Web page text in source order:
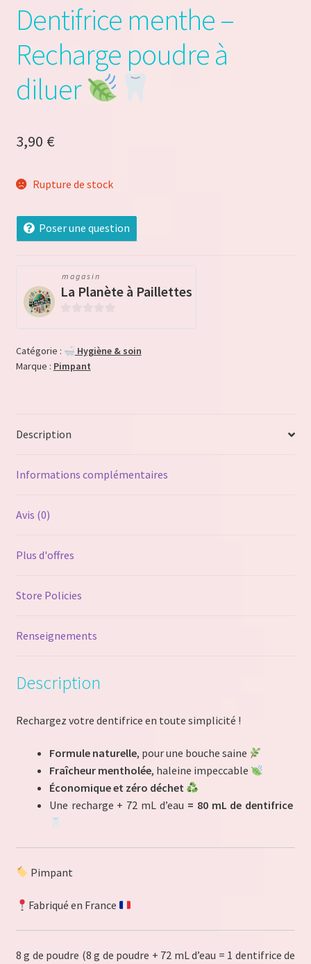
Politique de confidentialité
Politique de confidentialité
Politique de Cookies
Store List
Store Manager
Validation de la commande
Paillettes
Dentifrice menthe –
Recharge poudre à
diluer
3,90 €
Rupture de stock
Poser une question
magasin
La Planète à Paillettes
u
r
Catégorie :
Hygiène & soin
Marque : Pimpant
Description
Informations complémentaires
Avis (0)
Plus d'offres
Store Policies
Renseignements
Description
Rechargez votre dentifrice en toute simplicité !
Formule naturelle, pour une bouche saine
Fraîcheur mentholée, haleine impeccable
Économique et zéro déchet
Une recharge + 72 mL d’eau = 80 mL de dentifrice
Pimpant
Fabriqué en France
8 g de poudre (8 g de poudre + 72 mL d’eau = 1 dentifrice de